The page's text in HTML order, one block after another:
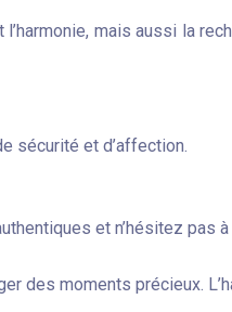
mais aussi la
sécurité et d’affection.
et n’hésitez pas
des moments précieux.